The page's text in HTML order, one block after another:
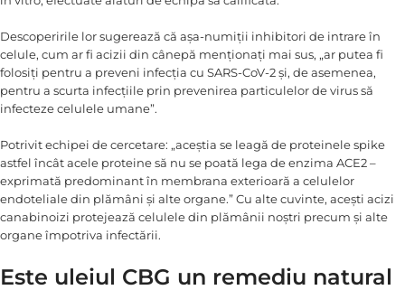
Descoperirile lor sugerează că așa-numiții inhibitori de intrare în
celule, cum ar fi acizii din cânepă menționați mai sus, „ar putea fi
folosiți pentru a preveni infecția cu SARS-CoV-2 și, de asemenea,
pentru a scurta infecțiile prin prevenirea particulelor de virus să
infecteze celulele umane”.
Potrivit echipei de cercetare: „aceștia se leagă de proteinele spike
astfel încât acele proteine ​​să nu se poată lega de enzima ACE2 –
exprimată predominant în membrana exterioară a celulelor
endoteliale din plămâni și alte organe.” Cu alte cuvinte, acești acizi
canabinoizi protejează celulele din plămânii noștri precum și alte
organe împotriva infectării.
Este uleiul CBG un remediu natural